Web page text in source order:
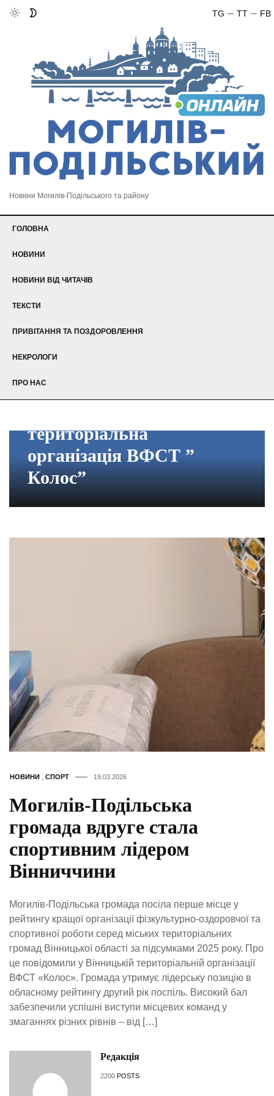
FB
TT
TG
Новини Могилів-Подільського та району
ГОЛОВНА
НОВИНИ
НОВИНИ ВІД ЧИТАЧІВ
ТЕКСТИ
ПРИВІТАННЯ ТА ПОЗДОРОВЛЕННЯ
НЕКРОЛОГИ
ПРО НАС
територіальна
організація ВФСТ ”
Колос”
НОВИНИ СПОРТ 19.03.2026
Могилів-Подільська
громада вдруге стала
спортивним лідером
Вінниччини
Могилів-Подільська громада посіла перше місце у
рейтингу кращої організації фізкультурно-оздоровчої та
спортивної роботи серед міських територіальних
громад Вінницької області за підсумками 2025 року. Про
це повідомили у Вінницькій територіальній організації
ВФСТ «Колос». Громада утримує лідерську позицію в
обласному рейтингу другий рік поспіль. Високий бал
забезпечили успішні виступи місцевих команд у
змаганнях різних рівнів – від […]
Редакція
2200 POSTS